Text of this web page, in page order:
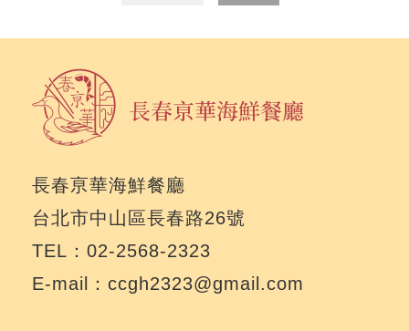
長春亰華海鮮餐廳
台北市中山區長春路26號
TEL：02-2568-2323
E-mail：ccgh2323@gmail.com